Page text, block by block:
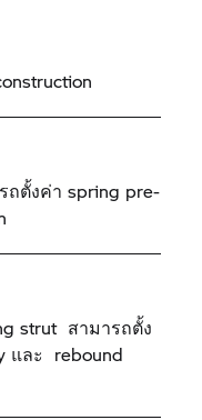
ตั้งค่า spring pre-
strut สามารถตั้ง
และ rebound